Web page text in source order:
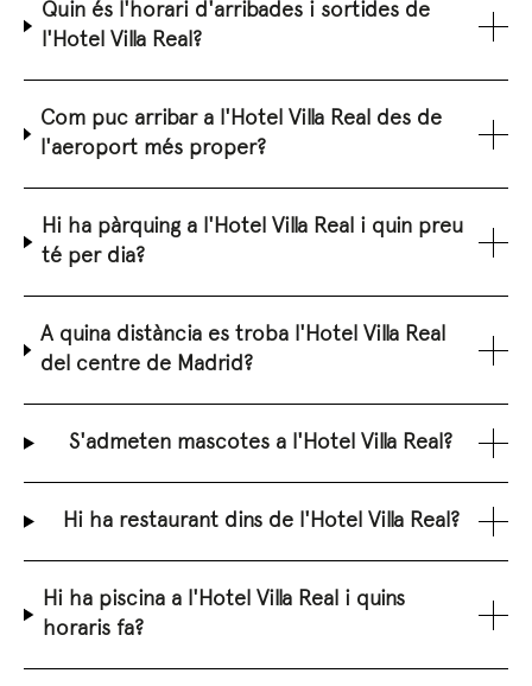
Quin és l'horari d'arribades i sortides de
l'Hotel Villa Real?
Com puc arribar a l'Hotel Villa Real des de
l'aeroport més proper?
Hi ha pàrquing a l'Hotel Villa Real i quin preu
té per dia?
A quina distància es troba l'Hotel Villa Real
del centre de Madrid?
S'admeten mascotes a l'Hotel Villa Real?
Hi ha restaurant dins de l'Hotel Villa Real?
Hi ha piscina a l'Hotel Villa Real i quins
horaris fa?